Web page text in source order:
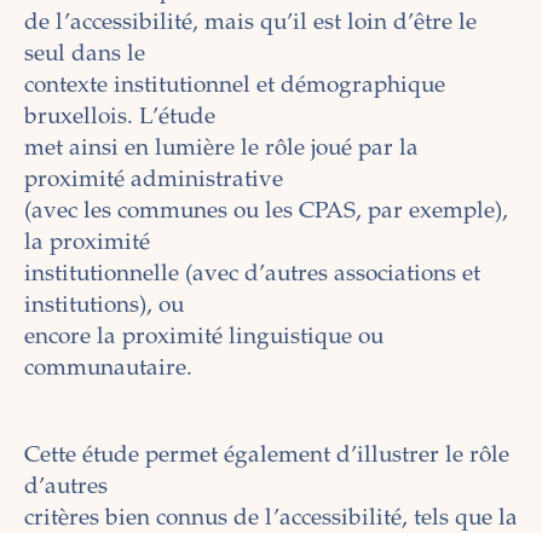
de l’accessibilité, mais qu’il est loin d’être le
seul dans le
contexte institutionnel et démographique
bruxellois. L’étude
met ainsi en lumière le rôle joué par la
proximité administrative
(avec les communes ou les CPAS, par exemple),
la proximité
institutionnelle (avec d’autres associations et
institutions), ou
encore la proximité linguistique ou
communautaire.
Cette étude permet également d’illustrer le rôle
d’autres
critères bien connus de l’accessibilité, tels que la